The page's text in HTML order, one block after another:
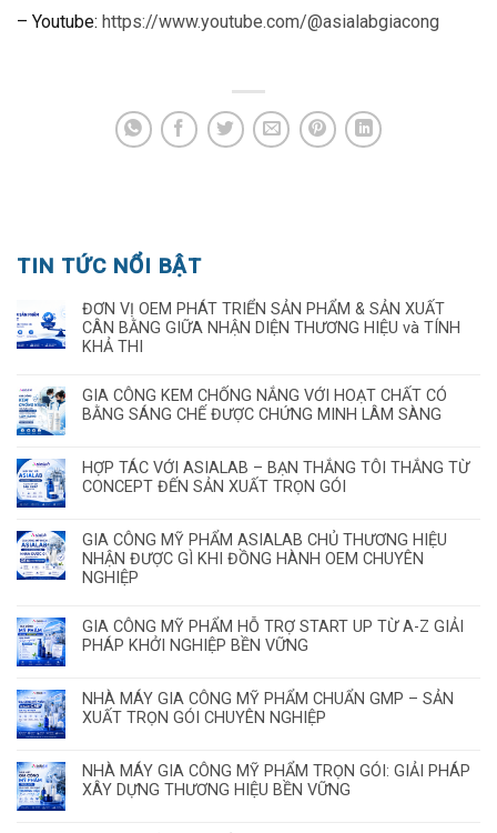
– Youtube: https://www.youtube.com/@asialabgiacong
TIN TỨC NỔI BẬT
ĐƠN VỊ OEM PHÁT TRIỂN SẢN PHẨM & SẢN XUẤT
CÂN BẰNG GIỮA NHẬN DIỆN THƯƠNG HIỆU và TÍNH
KHẢ THI
GIA CÔNG KEM CHỐNG NẮNG VỚI HOẠT CHẤT CÓ
BẰNG SÁNG CHẾ ĐƯỢC CHỨNG MINH LÂM SÀNG
HỢP TÁC VỚI ASIALAB – BẠN THẮNG TÔI THẮNG TỪ
CONCEPT ĐẾN SẢN XUẤT TRỌN GÓI
GIA CÔNG MỸ PHẨM ASIALAB CHỦ THƯƠNG HIỆU
NHẬN ĐƯỢC GÌ KHI ĐỒNG HÀNH OEM CHUYÊN
NGHIỆP
GIA CÔNG MỸ PHẨM HỖ TRỢ START UP TỪ A-Z GIẢI
PHÁP KHỞI NGHIỆP BỀN VỮNG
NHÀ MÁY GIA CÔNG MỸ PHẨM CHUẨN GMP – SẢN
XUẤT TRỌN GÓI CHUYÊN NGHIỆP
NHÀ MÁY GIA CÔNG MỸ PHẨM TRỌN GÓI: GIẢI PHÁP
XÂY DỰNG THƯƠNG HIỆU BỀN VỮNG